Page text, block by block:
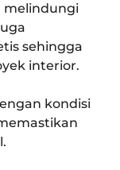
melindungi
sehingga
interior.
kondisi